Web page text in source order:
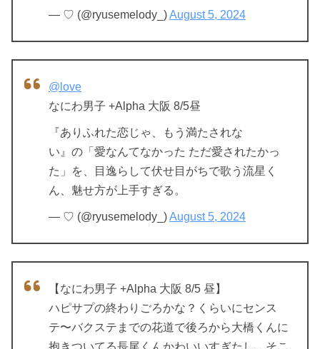
— ♡ (@ryusemelody_)August 5, 2024
@love
なにわ男子 +Alpha 大阪 8/5昼
『ありふれた恋じゃ、もう満たされな
い』の「愛なんてなかった ただ愛されたかっ
た」を、目逸らして伏せ目がちで歌う流星く
ん、魅せ方が上手すぎる。
— ♡ (@ryusemelody_)August 5, 2024
【なにわ男子 +Alpha 大阪 8/5 昼】
ハピサプの終わりごろかな？くらいにセンス
テ〜バクステまでの花道で後ろから大橋くんに